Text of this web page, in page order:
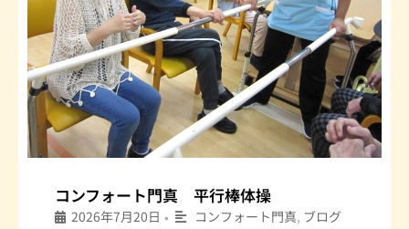
コンフォート門真 平行棒体操
2026年7月20日 • コンフォート門真, ブログ